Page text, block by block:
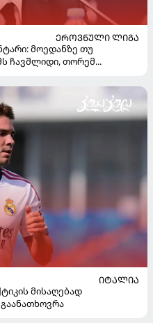
ᲔᲠᲝᲕᲜᲣᲚᲘ ᲚᲘᲒᲐ
მოედანზე თუ
ჩავშლიდი, თორემ...
ᲘᲢᲐᲚᲘᲐ
მისაღებად